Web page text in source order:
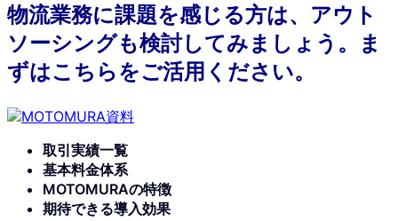
物流業務に課題を感じる方は、アウト
ソーシングも検討してみましょう。ま
ずはこちらをご活用ください。
取引実績一覧
基本料金体系
MOTOMURAの特徴
期待できる導入効果